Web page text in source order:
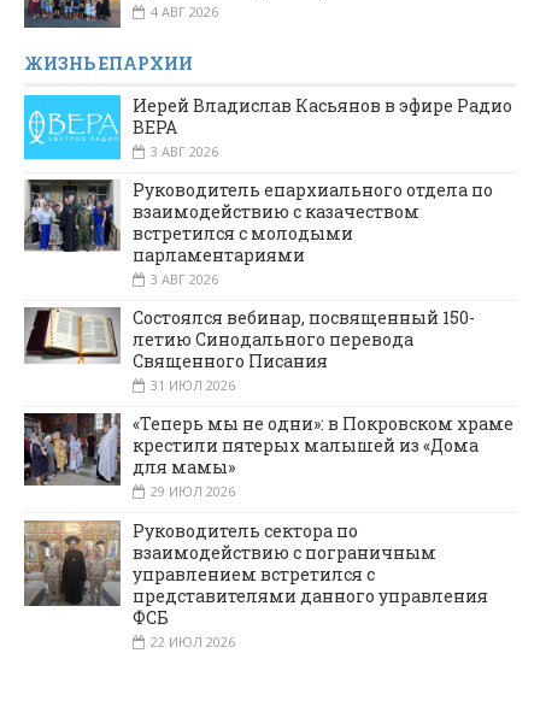
4 АВГ 2026
ЖИЗНЬ ЕПАРХИИ
Иерей Владислав Касьянов в эфире Радио
ВЕРА
3 АВГ 2026
Руководитель епархиального отдела по
взаимодействию с казачеством
встретился с молодыми
парламентариями
3 АВГ 2026
Состоялся вебинар, посвященный 150-
летию Синодального перевода
Священного Писания
31 ИЮЛ 2026
«Теперь мы не одни»: в Покровском храме
крестили пятерых малышей из «Дома
для мамы»
29 ИЮЛ 2026
Руководитель сектора по
взаимодействию с пограничным
управлением встретился с
представителями данного управления
ФСБ
22 ИЮЛ 2026